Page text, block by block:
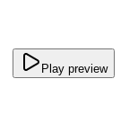
Play preview